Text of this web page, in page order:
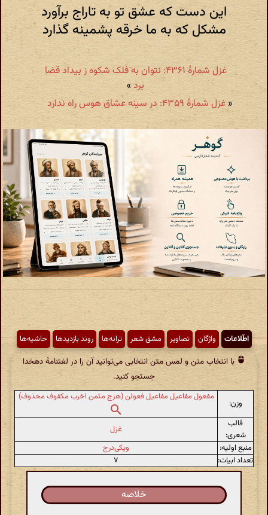
این دست که عشق تو به تاراج برآورد
مشکل که به ما خرقه پشمینه گذارد
غزل شمارهٔ ۴۳۶۱: نتوان به فلک شکوه ز بیداد قضا
برد»
« غزل شمارهٔ ۴۳۵۹: در سینه عشاق هوس راه ندارد
اطّلاعات واژگان تصاویر مشق شعر ترانه‌ها روند بازدیدها حاشیه‌ها
با انتخاب متن و لمس متن انتخابی می‌توانید آن را در لغتنامهٔ دهخدا
جستجو کنید.
وزن:
مفعول مفاعیل مفاعیل فعولن (هزج مثمن اخرب مکفوف محذوف)
قالب
شعری:
غزل
منبع اولیه:
ویکی‌درج
تعداد ابیات:
۷
خلاصه